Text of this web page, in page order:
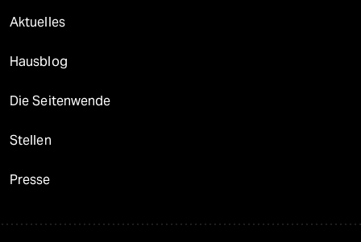
Aktuelles
Hausblog
Die Seitenwende
Stellen
Presse